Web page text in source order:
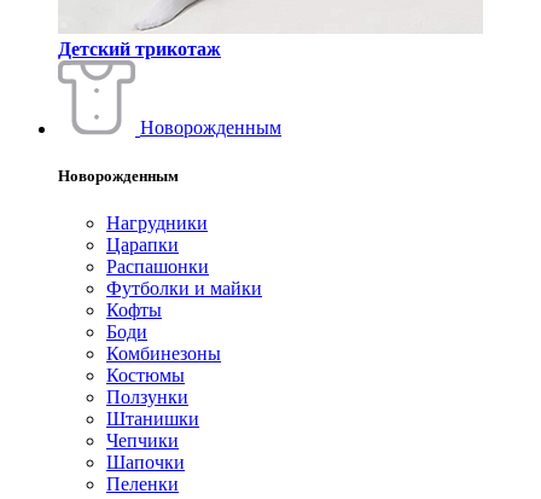
Детский трикотаж
Новорожденным
Новорожденным
Нагрудники
Царапки
Распашонки
Футболки и майки
Кофты
Боди
Комбинезоны
Костюмы
Ползунки
Штанишки
Чепчики
Шапочки
Пеленки